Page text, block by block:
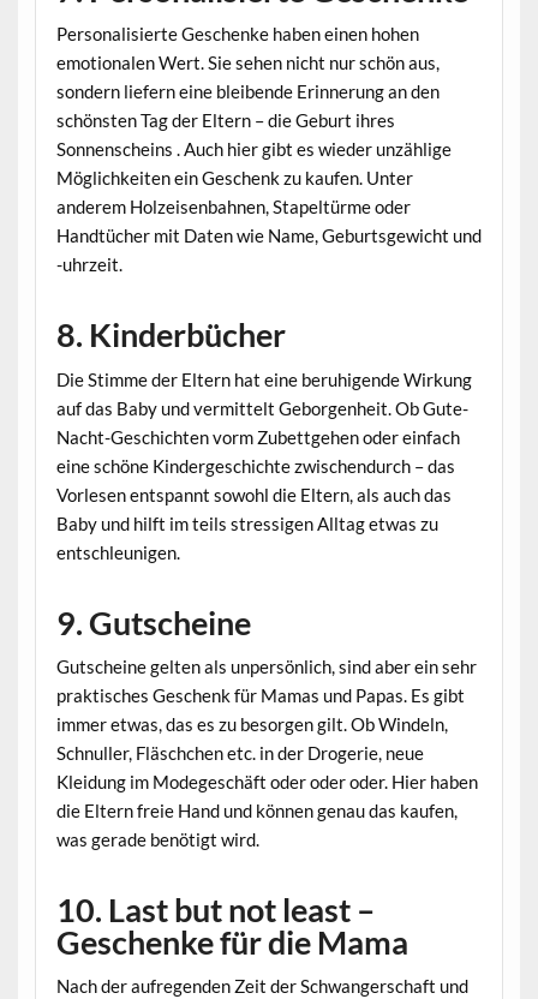
Personalisierte Geschenke haben einen hohen
emotionalen Wert. Sie sehen nicht nur schön aus,
sondern liefern eine bleibende Erinnerung an den
schönsten Tag der Eltern – die Geburt ihres
Sonnenscheins . Auch hier gibt es wieder unzählige
Möglichkeiten ein Geschenk zu kaufen. Unter
anderem Holzeisenbahnen, Stapeltürme oder
Handtücher mit Daten wie Name, Geburtsgewicht und
-uhrzeit.
8. Kinderbücher
Die Stimme der Eltern hat eine beruhigende Wirkung
auf das Baby und vermittelt Geborgenheit. Ob Gute-
Nacht-Geschichten vorm Zubettgehen oder einfach
eine schöne Kindergeschichte zwischendurch – das
Vorlesen entspannt sowohl die Eltern, als auch das
Baby und hilft im teils stressigen Alltag etwas zu
entschleunigen.
9. Gutscheine
Gutscheine gelten als unpersönlich, sind aber ein sehr
praktisches Geschenk für Mamas und Papas. Es gibt
immer etwas, das es zu besorgen gilt. Ob Windeln,
Schnuller, Fläschchen etc. in der Drogerie, neue
Kleidung im Modegeschäft oder oder oder. Hier haben
die Eltern freie Hand und können genau das kaufen,
was gerade benötigt wird.
10. Last but not least –
Geschenke für die Mama
Nach der aufregenden Zeit der Schwangerschaft und